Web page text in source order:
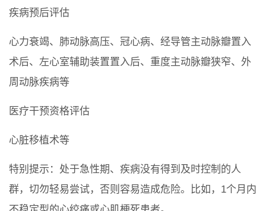
疾病预后评估
心力衰竭、肺动脉高压、冠心病、经导管主动脉瓣置入
术后、左心室辅助装置置入后、重度主动脉瓣狭窄、外
周动脉疾病等
医疗干预资格评估
心脏移植术等
特别提示：处于急性期、疾病没有得到及时控制的人
群，切勿轻易尝试，否则容易造成危险。比如，1个月内